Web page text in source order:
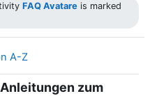
FAQ Avatare is marked
A-ZGlossary
zum